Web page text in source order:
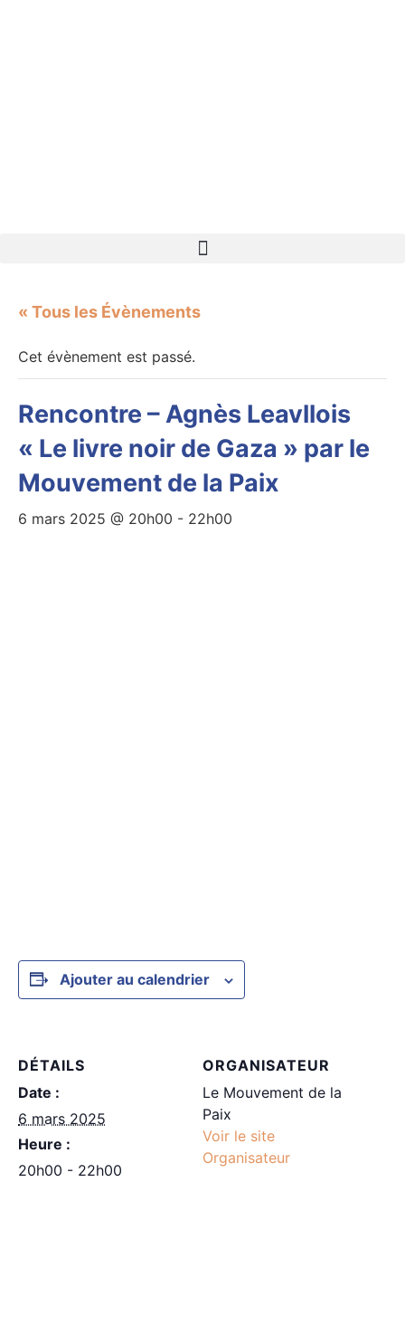
« Tous les Évènements
Cet évènement est passé.
Rencontre – Agnès Leavllois
« Le livre noir de Gaza » par le
Mouvement de la Paix
6 mars 2025 @ 20h00 - 22h00
Ajouter au calendrier
DÉTAILS
Date :
6 mars 2025
Heure :
20h00 - 22h00
ORGANISATEUR
Le Mouvement de la
Paix
Voir le site
Organisateur